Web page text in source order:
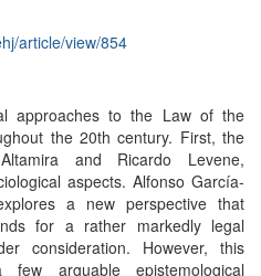
article/view/854
approaches to the Law of the
the 20th century. First, the
and Ricardo Levene,
aspects. Alfonso García-
a new perspective that
for a rather markedly legal
consideration. However, this
arguable epistemological